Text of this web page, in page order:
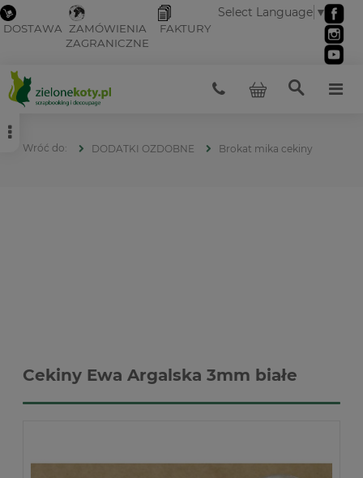
DOSTAWA ZAMÓWIENIA
ZAGRANICZNE
FAKTURY
Select Language ▼
DODATKI OZDOBNE Brokat mika cekiny
Cekiny Ewa Argalska 3mm białe